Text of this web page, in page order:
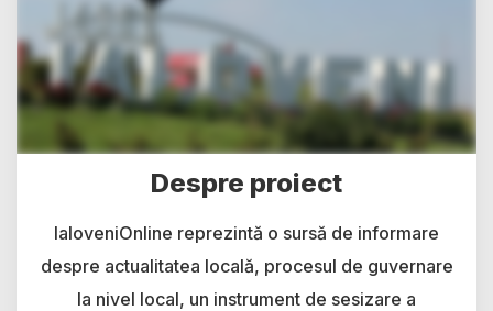
Despre proiect
IaloveniOnline reprezintă o sursă de informare
despre actualitatea locală, procesul de guvernare
la nivel local, un instrument de sesizare a